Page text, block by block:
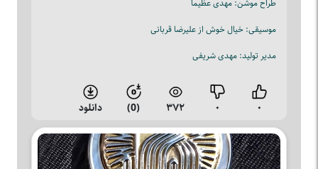
طراح موشن: مهدی عظیما
موسیقی: خیال خوش از علیرضا قربانی
مدیر تولید: مهدی شریفی
۰ ۰ ۳۷۲ (0) دانلود